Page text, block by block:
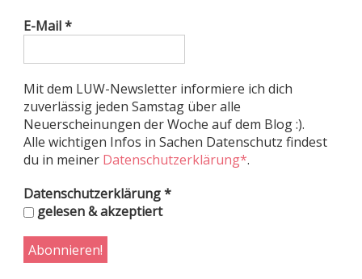
E-Mail*
Mit dem LUW-Newsletter informiere ich dich
zuverlässig jeden Samstag über alle
Neuerscheinungen der Woche auf dem Blog :).
Alle wichtigen Infos in Sachen Datenschutz findest
du in meiner Datenschutzerklärung*.
Datenschutzerklärung*
gelesen & akzeptiert